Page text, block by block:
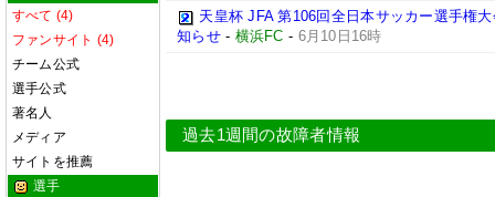
すべて (4)
ファンサイト (4)
チーム公式
選手公式
著名人
メディア
サイトを推薦
選手
天皇杯 JFA 第106回全日本サッカー選手権
知らせ- 横浜FC - 6月10日16時
過去1週間の故障者情報